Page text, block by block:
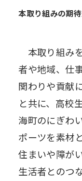
本取り組みの期
本取り組み
者や地域、仕
関わりや貢献
と共に、高校
海町のにぎわ
ポーツを素材
住まいや障が
生活者とのつ